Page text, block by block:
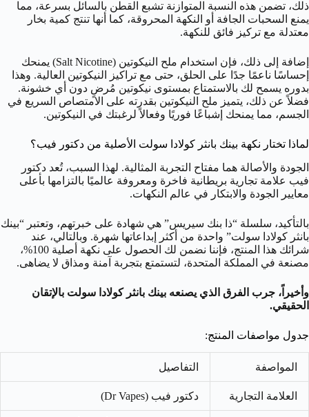
ذلك، تضمن هذه النسبة المتوازنة تشبع القطن بالسائل بسرعة، مما
يمنع السحبات الجافة أو النكهة المحروقة، كما أنها تنتج كمية بخار
معتدلة مع تركيز فائق للنكهة.
إضافة إلى ذلك، فإن استخدام ملح النيكوتين (Salt Nicotine) يمنحك
إحساسًا ناعمًا جدًا على الحلق، حتى مع تراكيز النيكوتين العالية. وهذا
بدوره يسمح لك بالاستمتاع بمستوى نيكوتين مُرضٍ دون أي خشونة.
فضلاً عن ذلك، يتميز ملح النيكوتين بقدرته على الامتصاص السريع في
الجسم، مما يمنحك إشباعًا فوريًا وفعالاً لرغبتك في النيكوتين.
لماذا تختار نكهة بينك بانثر كولادا سولت الأصلية من دكتور فيب؟
الجودة والأصالة هما مفتاح التجربة المثالية. لهذا السبب، تُعد دكتور
فيب علامة تجارية بريطانية فاخرة ومعروفة عالميًا بالتزامها بأعلى
معايير الجودة والابتكار في عالم النكهات.
بالتأكيد، سلسلة “ذا بنك سيريس” هي شهادة على خبرتهم، وتعتبر “بينك
بانثر كولادا سولت” واحدة من أكثر إبداعاتها شهرة. وبالتالي، عند
شرائك هذا المنتج، فإننا نضمن لك الحصول على نكهة أصلية 100%،
مصنعة في المملكة المتحدة، لتستمتع بتجربة آمنة ومذاق لا يضاهى.
وأخيراً، جرب الفرق الذي يصنعه بينك بانثر كولادا سولت بالإتقان
الحقيقي.
جدول مواصفات المنتج:
المواصفة التفاصيل
العلامة التجارية دكتور فيب (Dr Vapes)